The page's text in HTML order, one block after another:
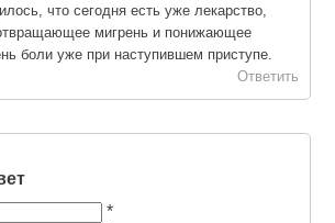
что сегодня есть уже лекарство,
мигрень и понижающее
боли уже при наступившем приступе.
Ответить
*